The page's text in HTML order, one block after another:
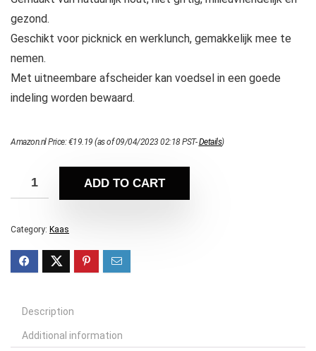
gezond.
Geschikt voor picknick en werklunch, gemakkelijk mee te
nemen.
Met uitneembare afscheider kan voedsel in een goede
indeling worden bewaard.
Amazon.nl Price:€19.19 (as of 09/04/2023 02:18 PST-Details)
ADD TO CART
Category: Kaas
Description
Additional information